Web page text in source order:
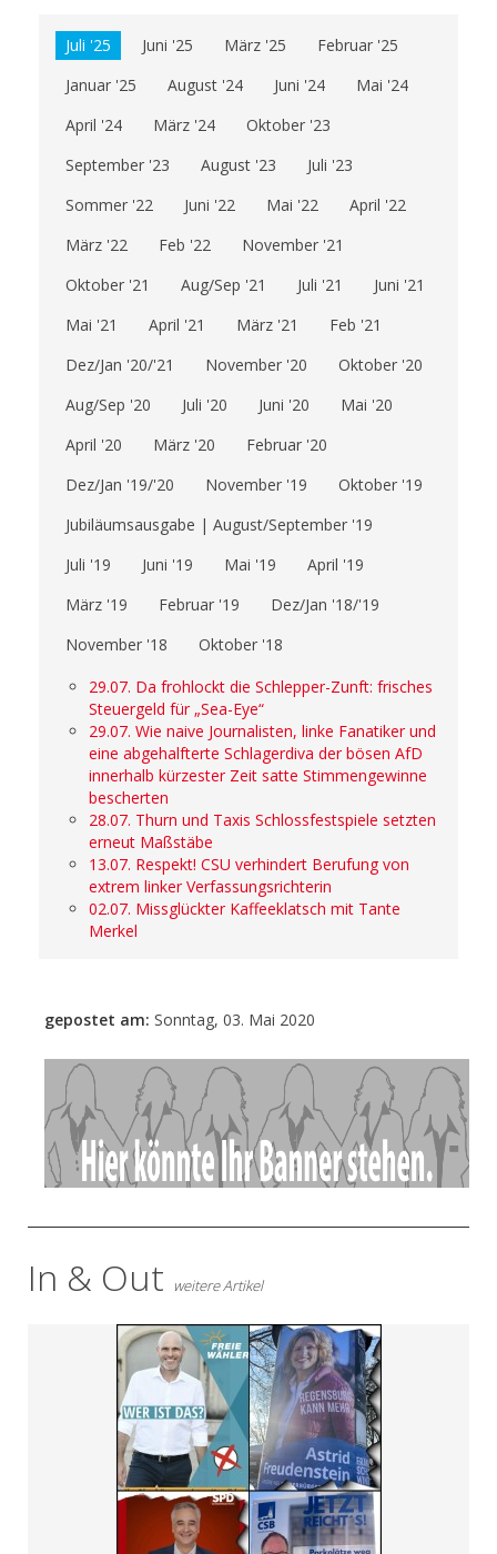
Juli '25 Juni '25 März '25
Februar '25
Januar '25
August '24 Juni '24
Mai '24
April '24
März '24
Oktober '23
September '23
August '23
Juli '23
Sommer '22
Juni '22 Mai '22
April '22
März '22
Feb '22
November '21
Oktober '21
Aug/Sep '21 Juli '21
Juni '21
Mai '21
April '21 März '21
Feb '21
Dez/Jan '20/'21
November '20
Oktober '20
Aug/Sep '20
Juli '20 Juni '20
Mai '20
April '20
März '20
Februar '20
Dez/Jan '19/'20
November '19
Oktober '19
Jubiläumsausgabe | August/September '19
Juli '19
Juni '19 Mai '19
April '19
März '19
Februar '19
Dez/Jan '18/'19
November '18
Oktober '18
29.07. Da frohlockt die Schlepper-Zunft: frisches
Steuergeld für „Sea-Eye“
29.07. Wie naive Journalisten, linke Fanatiker und
eine abgehalfterte Schlagerdiva der bösen AfD
innerhalb kürzester Zeit satte Stimmengewinne
bescherten
28.07. Thurn und Taxis Schlossfestspiele setzten
erneut Maßstäbe
13.07. Respekt! CSU verhindert Berufung von
extrem linker Verfassungsrichterin
02.07. Missglückter Kaffeeklatsch mit Tante
Merkel
gepostet am: Sonntag, 03. Mai 2020
- Anzeige -
In & Out weitere Artikel